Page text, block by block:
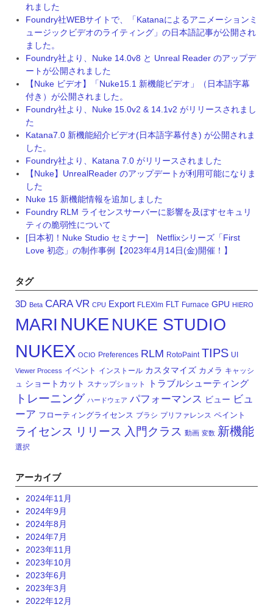
れました
Foundry社WEBサイトで、「Katanaによるアニメーションミ
ュージックビデオのライティング」の日本語記事が公開され
ました。
Foundry社より、Nuke 14.0v8 と Unreal Reader のアップデ
ートが公開されました
【Nuke ビデオ】「Nuke15.1 新機能ビデオ」（日本語字幕
付き）が公開されました。
Foundry社より、Nuke 15.0v2 & 14.1v2 がリリースされまし
た
Katana7.0 新機能紹介ビデオ(日本語字幕付き) が公開されま
した。
Foundry社より、Katana 7.0 がリリースされました
【Nuke】UnrealReader のアップデートが利用可能になりま
した
Nuke 15 新機能情報を追加しました
Foundry RLM ライセンスサーバーに影響を及ぼすセキュリ
ティの脆弱性について
[日本初！Nuke Studio セミナー] Netflixシリーズ「First
Love 初恋」の制作事例【2023年4月14日(金)開催！】
タグ
3D Beta CARA VR CPU Export FLEXlm FLT Furnace GPU HIERO
MARI NUKE NUKE STUDIO
NUKEX OCIO Preferences RLM RotoPaint TIPS UI
Viewer Process イベント インストール カスタマイズ カメラ キャッシ
ュ ショートカット スナップショット トラブルシューティング
トレーニング ハードウェア パフォーマンス ビュー ビュ
ーア フローティングライセンス ブラシ プリファレンス ペイント
ライセンス リリース 入門クラス 動画 変数 新機能
選択
アーカイブ
2024年11月
2024年9月
2024年8月
2024年7月
2023年11月
2023年10月
2023年6月
2023年3月
2022年12月